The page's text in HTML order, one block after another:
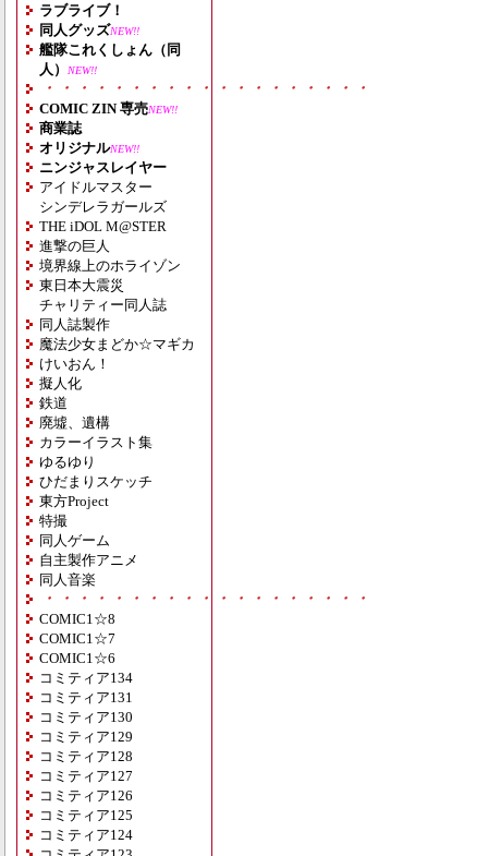
ラブライブ！
同人グッズNEW!!
艦隊これくしょん（同
人）
NEW!!
・・・・・・・・・・・・・・・・・・・
COMIC ZIN 専売NEW!!
商業誌
オリジナルNEW!!
ニンジャスレイヤー
アイドルマスター
シンデレラガールズ
THE iDOL M@STER
進撃の巨人
境界線上のホライゾン
東日本大震災
チャリティー同人誌
同人誌製作
魔法少女まどか☆マギカ
けいおん！
擬人化
鉄道
廃墟、遺構
カラーイラスト集
ゆるゆり
ひだまりスケッチ
東方Project
特撮
同人ゲーム
自主製作アニメ
同人音楽
・・・・・・・・・・・・・・・・・・・
COMIC1☆8
COMIC1☆7
COMIC1☆6
コミティア134
コミティア131
コミティア130
コミティア129
コミティア128
コミティア127
コミティア126
コミティア125
コミティア124